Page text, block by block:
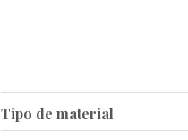
Tipo de material